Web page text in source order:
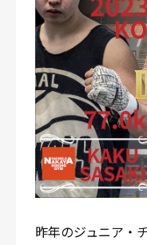
昨年のジュニア・